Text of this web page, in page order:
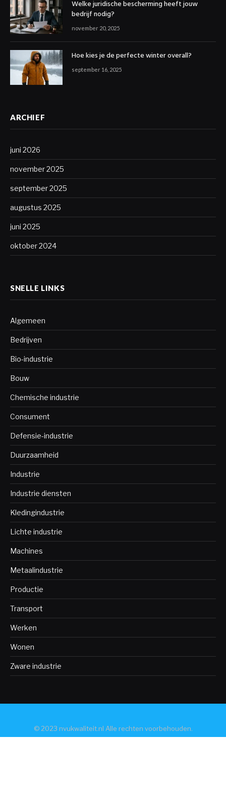
Welke juridische bescherming heeft jouw
bedrijf nodig?
november 20, 2025
Hoe kies je de perfecte winter overall?
september 16, 2025
ARCHIEF
juni 2026
november 2025
september 2025
augustus 2025
juni 2025
oktober 2024
SNELLE LINKS
Algemeen
Bedrijven
Bio-industrie
Bouw
Chemische industrie
Consument
Defensie-industrie
Duurzaamheid
Industrie
Industrie diensten
Kledingindustrie
Lichte industrie
Machines
Metaalindustrie
Productie
Transport
Werken
Wonen
Zware industrie
© 2023 nvukwaliteit.nl Alle rechten voorbehouden.